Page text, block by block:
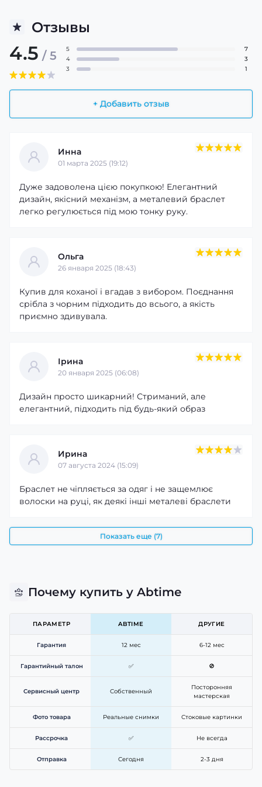
Отзывы
4.5 / 5
+ Добавить отзыв
5
7
4
3
3
1
Инна
01 марта 2025 (19:12)
Дуже задоволена цією покупкою! Елегантний
дизайн, якісний механізм, а металевий браслет
легко регулюється під мою тонку руку.
Ольга
26 января 2025 (18:43)
Купив для коханої і вгадав з вибором. Поєднання
срібла з чорним підходить до всього, а якість
приємно здивувала.
Ірина
20 января 2025 (06:08)
Дизайн просто шикарний! Стриманий, але
елегантний, підходить під будь-який образ
Ирина
07 августа 2024 (15:09)
Браслет не чіпляється за одяг і не защемлює
волоски на руці, як деякі інші металеві браслети
Показать еще (7)
Почему купить у Abtime
ПАРАМЕТР ABTIME ДРУГИЕ
Гарантия 12 мес 6-12 мес
Гарантийный талон ✅ 🚫
Сервисный центр Собственный
Посторонняя
мастерская
Фото товара Реальные снимки Стоковые картинки
Рассрочка ✅ Не всегда
Отправка Сегодня 2-3 дня